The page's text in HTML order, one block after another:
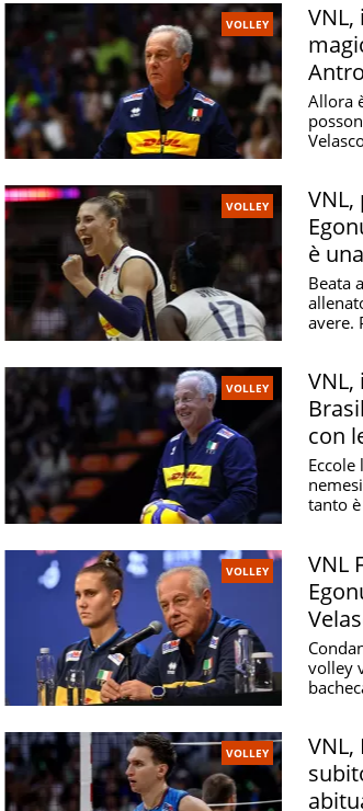
VOLLEY
una
Allora
VOLLEY
è
con
Beata
avere.
VOLLEY
con
tanto è
VOLLEY
VNL
volley
VOLLEY